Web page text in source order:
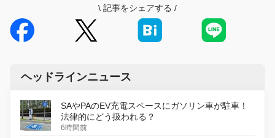
\ 記事をシェアする /
ヘッドラインニュース
SAやPAのEV充電スペースにガソリン車が駐車！
法律的にどう扱われる？
6時間前